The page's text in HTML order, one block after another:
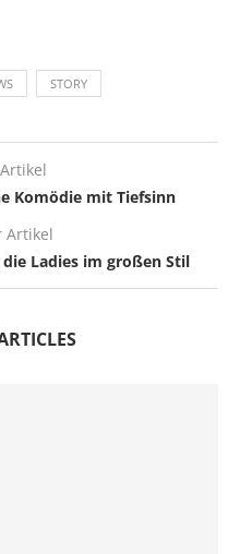
STORY
Komödie mit Tiefsinn
Artikel
die Ladies im großen Stil